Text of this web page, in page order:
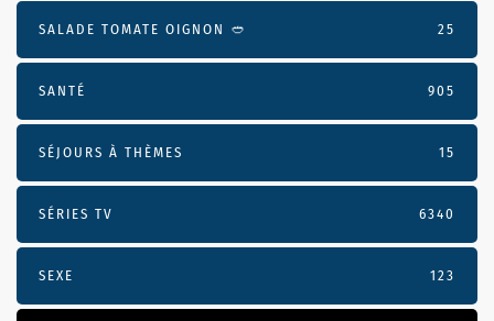
SALADE TOMATE OIGNON 🥙 25
SANTÉ 905
SÉJOURS À THÈMES 15
SÉRIES TV 6340
SEXE 123